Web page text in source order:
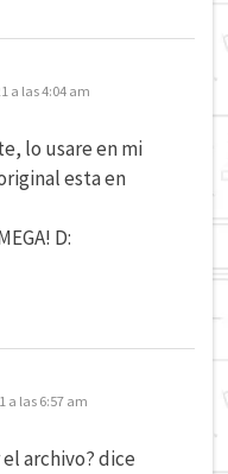
a las 4:04 am
lo usare en mi
esta en
D:
a las 6:57 am
archivo? dice